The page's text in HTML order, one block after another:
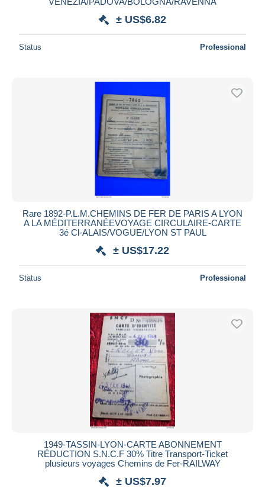
± US$6.82
Status Professional
Rare 1892-P.L.M.CHEMINS DE FER DE PARIS A LYON
A LA MÉDITERRANÉEVOYAGE CIRCULAIRE-CARTE
3é Cl-ALAIS/VOGUE/LYON ST PAUL
± US$17.22
Status Professional
1949-TASSIN-LYON-CARTE ABONNEMENT
RÉDUCTION S.N.C.F 30% Titre Transport-Ticket
plusieurs voyages Chemins de Fer-RAILWAY
± US$7.97